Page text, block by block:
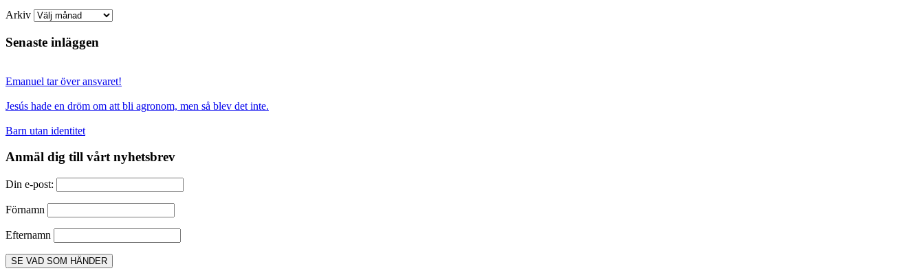
Arkiv
Senaste inläggen
Emanuel tar över ansvaret!
Jesús hade en dröm om att bli agronom, men så blev det inte.
Barn utan identitet
Anmäl dig till vårt nyhetsbrev
Din e-post:
Förnamn
Efternamn